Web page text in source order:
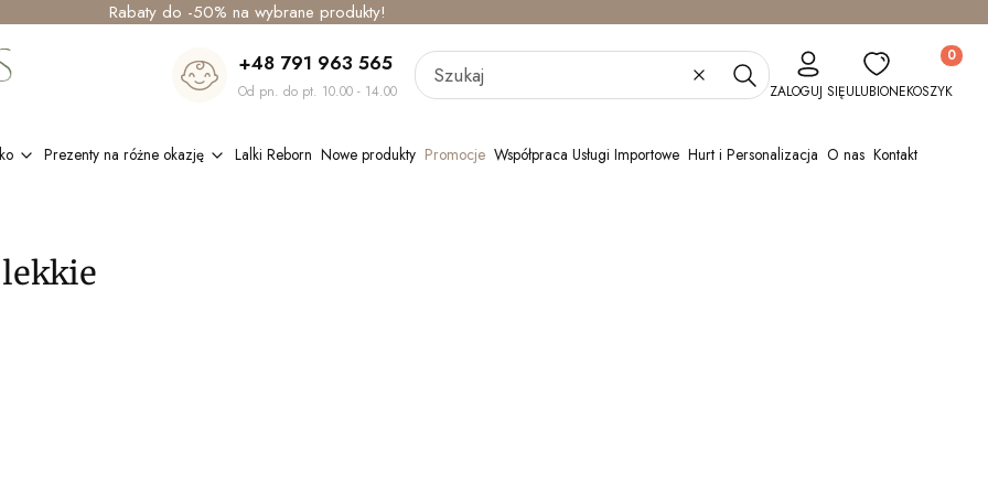
Rabaty do -50% na wybrane produkty!
+48 791 963 565
Od pn. do pt. 10.00 - 14.00 WyczyśćSzukajZALOGUJ SIĘULUBIONE
Produkty
KOSZYK
Prezenty na różne okazję Lalki Reborn Nowe produkty Promocje Współpraca Usługi Importowe Hurt i Personalizacja O nas Kontakt